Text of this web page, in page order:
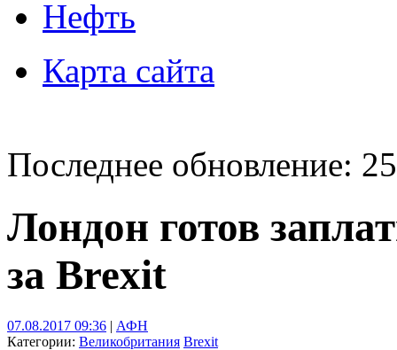
Нефть
Карта сайта
Последнее обновление:
Лондон готов
за Brexit
07.08.2017 09:36 | АФН
Категории: Великобритания Brexit